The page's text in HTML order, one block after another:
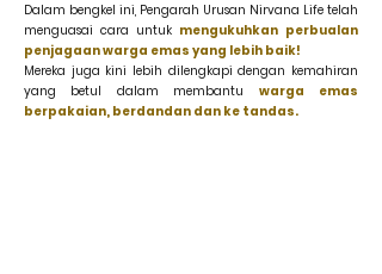
Dalam bengkel ini, Pengarah Urusan Nirvana Life telah
menguasai cara untuk mengukuhkan perbualan
penjagaan warga emas yang lebih baik!
Mereka juga kini lebih dilengkapi dengan kemahiran
yang betul dalam membantu warga emas
berpakaian, berdandan dan ke tandas.